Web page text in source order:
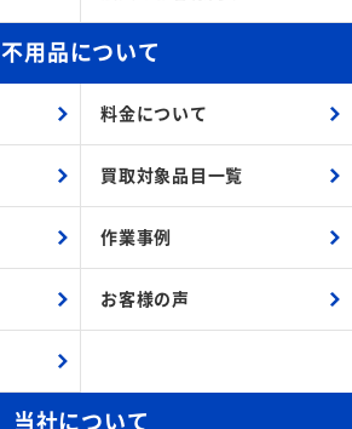
不用品について
料金について
買取対象品目一覧
作業事例
お客様の声
当社について